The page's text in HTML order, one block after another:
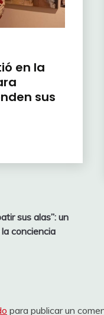
en la
sus
sus alas”: un
conciencia
para publicar un